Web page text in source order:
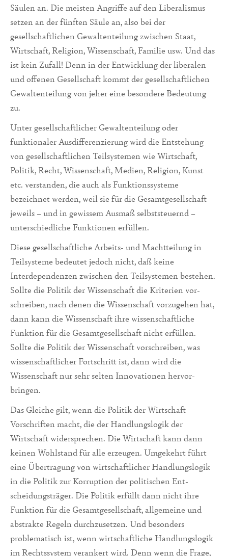
Säulen an. Die meisten Angriffe auf den Liberalismus
setzen an der fünften Säule an, also bei der
gesellschaftlichen Gewaltenteilung zwischen Staat,
Wirtschaft, Religion, Wissenschaft, Familie usw. Und das
ist kein Zufall! Denn in der Entwicklung der liberalen
und offenen Gesellschaft kommt der gesellschaftlichen
Gewaltenteilung von jeher eine besondere Bedeutung
zu.
Unter gesellschaftlicher Gewaltenteilung oder
funktionaler Ausdifferenzierung wird die Entstehung
von gesellschaftlichen Teilsys­temen wie Wirtschaft,
Politik, Recht, Wissenschaft, Medien, Religion, Kunst
etc. ver­standen, die auch als Funk­tionssysteme
bezeichnet werden, weil sie für die Gesamtge­sellschaft
jeweils – und in gewis­sem Ausmaß selbststeuernd –
unterschiedliche Funkti­onen erfüllen.
Diese gesellschaftliche Arbeits- und Machtteilung in
Teilsysteme bedeutet jedoch nicht, daß keine
Interdependenzen zwischen den Teilsystemen bestehen.
Sollte die Politik der Wissen­schaft die Kriterien vor­
schreiben, nach denen die Wissenschaft vorzugehen hat,
dann kann die Wissenschaft ihre wissenschaftli­che
Funk­tion für die Gesamt­gesellschaft nicht er­füllen.
Sollte die Politik der Wissenschaft vor­schreiben, was
wissen­schaftlicher Fortschritt ist, dann wird die
Wissenschaft nur sehr sel­ten Innovatio­nen hervor­
bringen.
Das Gleiche gilt, wenn die Politik der Wirtschaft
Vorschriften macht, die der Hand­lungslo­gik der
Wirtschaft widersprechen. Die Wirtschaft kann dann
keinen Wohlstand für alle erzeugen. Umge­kehrt führt
eine Übertragung von wirtschaftlicher Hand­lungslo­gik
in die Politik zur Korruption der politischen Ent­
scheidungsträger. Die Politik erfüllt dann nicht ihre
Funk­tion für die Ge­samt­gesell­schaft, allgemeine und
abstrakte Regeln durchzusetzen. Und beson­ders
problema­tisch ist, wenn wirtschaftliche Hand­lungslogik
im Rechtssystem verankert wird. Denn wenn die Frage,